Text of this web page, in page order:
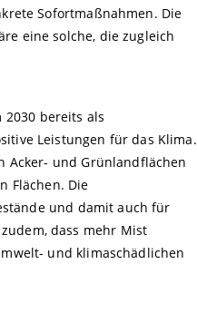
Sofortmaßnahmen. Die
eine solche, die zugleich
bereits als
Leistungen für das Klima.
Acker- und Grünlandflächen
Flächen. Die
und damit auch für
dass mehr Mist
und klimaschädlichen